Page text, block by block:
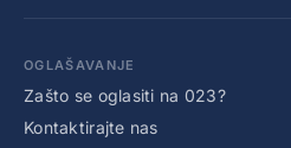
OGLAŠAVANJE
Zašto se oglasiti na 023?
Kontaktirajte nas